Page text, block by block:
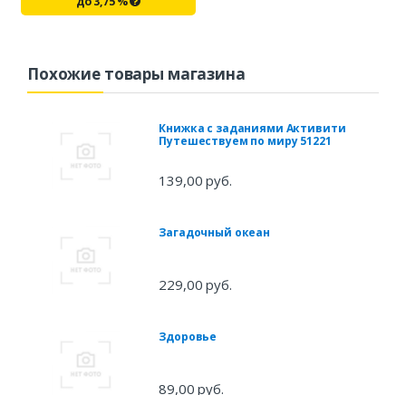
Похожие товары магазина
Книжка с заданиями Активити
Путешествуем по миру 51221
139,00 руб.
Загадочный океан
229,00 руб.
Здоровье
89,00 руб.